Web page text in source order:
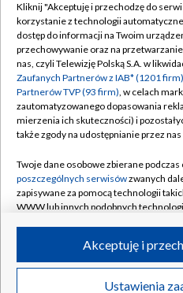
Abonament TVP
Emisja w TVP
Centrum informacji TVP
Naziemna Telewizja
Rada Programowa
System NOS
Informacje o nadawcy
Program dla prasy
Polityka
Moje
©2026 Telewizja
Kliknij "Akceptuję i przechodzę do
korzystanie z technologii
dostęp do informacji na Twoim
przechowywanie oraz na
nas, czyli Telewizję Polską S.A. w
Zaufanych Partnerów z IAB* (1201 firm)
Partnerów TVP (93 firm), w celach
zautomatyzowanego dopasowania
mierzenia ich skuteczności) i
także zgody na udostępnianie przez
Twoje dane osobowe zbierane
poszczególnych serwisówzwanych
zapisywane za pomocą technologii
WWW lub innych podobnych
ruchu w Internecie.
Twoje dane osobowe zbierane
Ustawienia
Akceptuję i